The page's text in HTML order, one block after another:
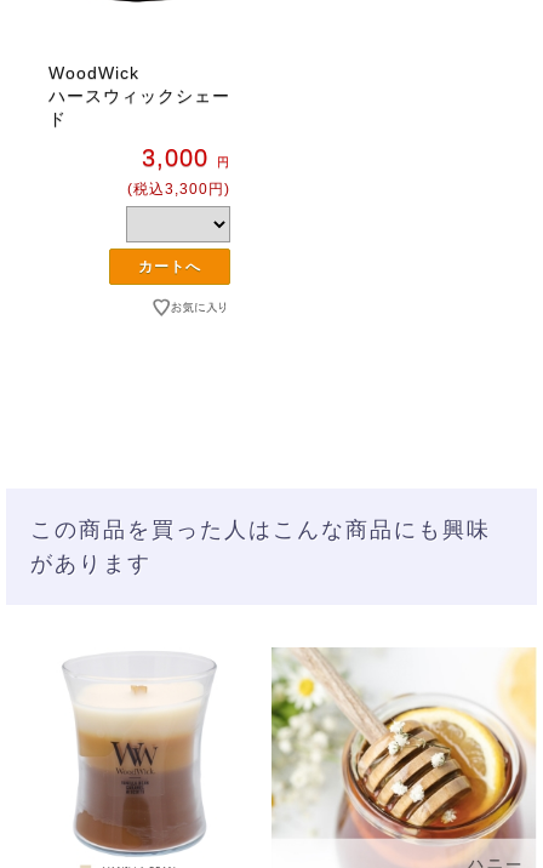
WoodWick
ハースウィックシェー
ド
3,000 円
(税込3,300円)
この商品を買った人はこんな商品にも興味
があります